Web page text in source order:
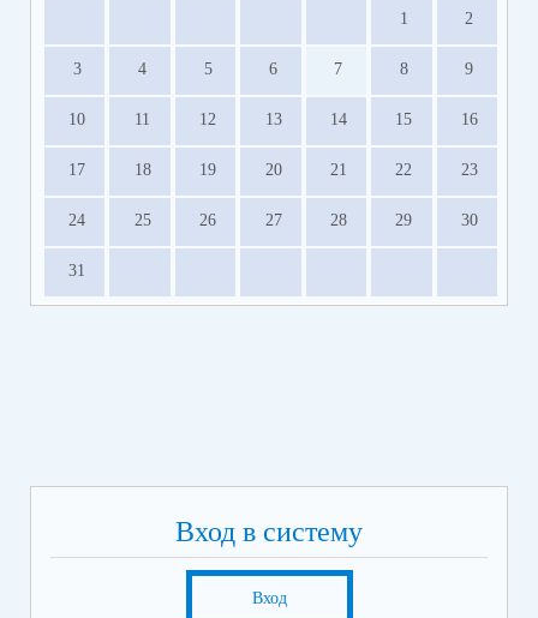
1 2
3 4 5 6 7 8 9
10 11 12 13 14 15 16
17 18 19 20 21 22 23
24 25 26 27 28 29 30
31
Вход в систему
Вход